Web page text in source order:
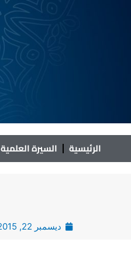
الرئيسية السيرة العلمية
ديسمبر 22, 2015